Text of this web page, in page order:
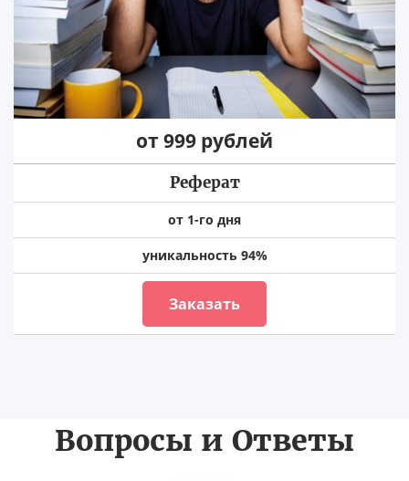
от 999 рублей
Реферат
от 1-го дня
уникальность 94%
Заказать
Вопросы и Ответы